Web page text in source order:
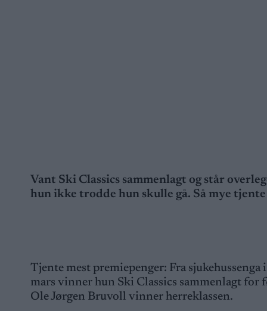
Vant Ski Classics sammenlagt og står
hun ikke trodde hun skulle gå. Så mye
Tjente mest premiepenger: Fra
mars vinner hun Ski Classics sammenlagt for
Ole Jørgen Bruvoll vinner herreklassen.